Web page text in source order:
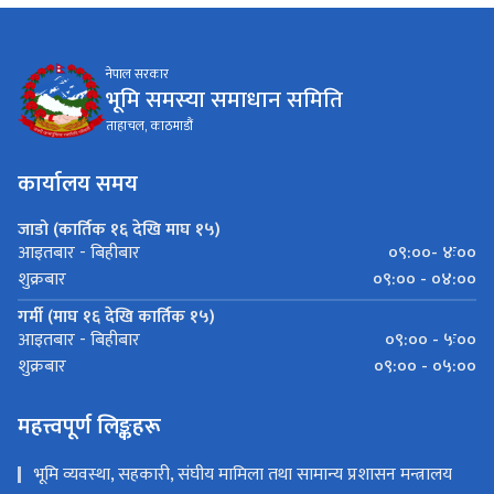
नेपाल सरकार
भूमि समस्या समाधान समिति
ताहाचल, काठमाडौं
कार्यालय समय
जाडो (कार्तिक १६ देखि माघ १५)
आइतबार - बिहीबार
०९:००- ४ः००
शुक्रबार
०९:०० - ०४:००
गर्मी (माघ १६ देखि कार्तिक १५)
आइतबार - बिहीबार
०९:०० - ५ः००
शुक्रबार
०९:०० - ०५:००
महत्त्वपूर्ण लिङ्कहरू
भूमि व्यवस्था, सहकारी, संघीय मामिला तथा सामान्य प्रशासन मन्त्रालय